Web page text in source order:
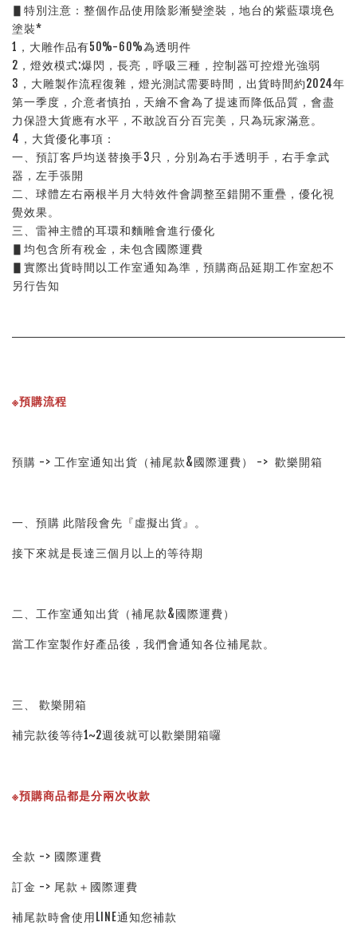
▋特別注意：整個作品使用陰影漸變塗裝，地台的紫藍環境色
塗裝*
1，大雕作品有50%-60%為透明件
2，燈效模式:爆閃，長亮，呼吸三種，控制器可控燈光強弱
3，大雕製作流程復雜，燈光測試需要時間，出貨時間約2024年
第一季度，介意者慎拍，天繪不會為了提速而降低品質，會盡
力保證大貨應有水平，不敢說百分百完美，只為玩家滿意。
4，大貨優化事項：
一、預訂客戶均送替換手3只，分別為右手透明手，右手拿武
器，左手張開
二、球體左右兩根半月大特效件會調整至錯開不重疊，優化視
覺效果。
三、雷神主體的耳環和麵雕會進行優化
▋均包含所有稅金，未包含國際運費
▋實際出貨時間以工作室通知為準，預購商品延期工作室恕不
另行告知
※預購流程
預購 -> 工作室通知出貨（補尾款&國際運費） ->  歡樂開箱
一、預購 此階段會先『虛擬出貨』。
接下來就是長達三個月以上的等待期
二、工作室通知出貨（補尾款&國際運費）
當工作室製作好產品後，我們會通知各位補尾款。
三、 歡樂開箱
補完款後等待1~2週後就可以歡樂開箱囉
※預購商品都是分兩次收款
全款 -> 國際運費
訂金 -> 尾款＋國際運費
補尾款時會使用LINE通知您補款